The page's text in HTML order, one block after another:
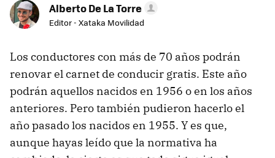
Alberto De La Torre
Editor - Xataka Movilidad
Los conductores con más de 70 años podrán
renovar el carnet de conducir gratis. Este año
podrán aquellos nacidos en 1956 o en los años
anteriores. Pero también pudieron hacerlo el
año pasado los nacidos en 1955. Y es que,
aunque hayas leído que la normativa ha